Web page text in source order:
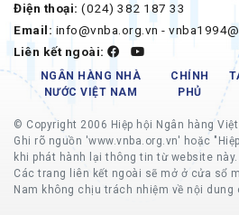
Điện thoại: (024) 382 187 33
Email: info@vnba.org.vn -
Liên kết ngoài:
NGÂN HÀNG NHÀ
NƯỚC VIỆT NAM
CHÍNH
PHỦ
© Copyright 2006 Hiệp hội Ngân hàng Việt
Ghi rõ nguồn 'www.vnba.org.vn' hoặc
khi phát hành lại thông tin từ website này.
Các trang liên kết ngoài sẽ mở ở cửa sổ
Nam không chịu trách nhiệm về nội